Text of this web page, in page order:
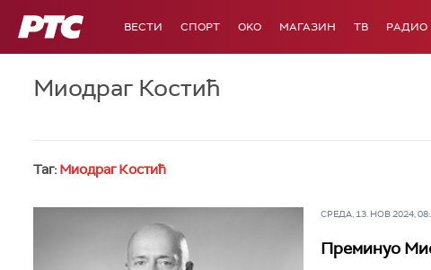
РТС ВЕСТИ СПОРТ OKO МАГАЗИН ТВ РАДИО
Миодраг Костић
Таг: Миодраг Костић
СРЕДА, 13. НОВ 2024,
Преминуо